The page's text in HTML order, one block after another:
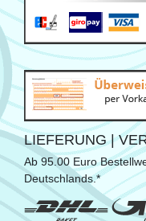
LIEFERUNG |
Ab 95.00 Euro
Deutschlands.*